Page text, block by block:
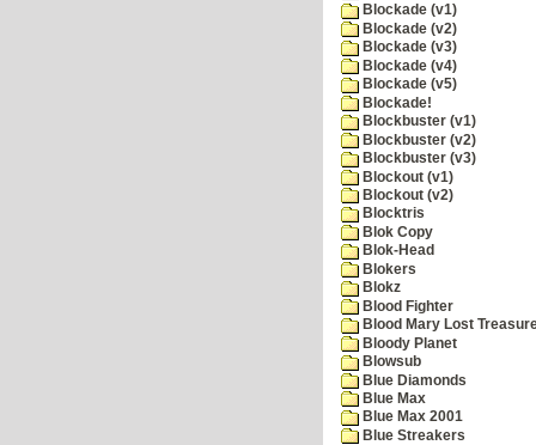
Blockade (v1)
Blockade (v2)
Blockade (v3)
Blockade (v4)
Blockade (v5)
Blockade!
Blockbuster (v1)
Blockbuster (v2)
Blockbuster (v3)
Blockout (v1)
Blockout (v2)
Blocktris
Blok Copy
Blok-Head
Blokers
Blokz
Blood Fighter
Blood Mary Lost
Bloody Planet
Blowsub
Blue Diamonds
Blue Max
Blue Max 2001
Blue Streakers